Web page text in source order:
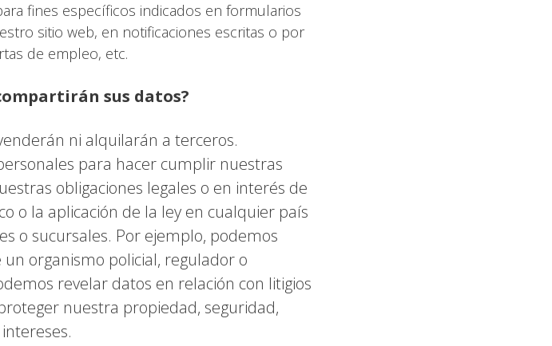
fines específicos indicados en formularios
sitio web, en notificaciones escritas o por
de empleo, etc.
sus datos?
ni alquilarán a terceros.
para hacer cumplir nuestras
obligaciones legales o en interés de
o la aplicación de la ley en cualquier país
o sucursales. Por ejemplo, podemos
organismo policial, regulador o
revelar datos en relación con litigios
nuestra propiedad, seguridad,